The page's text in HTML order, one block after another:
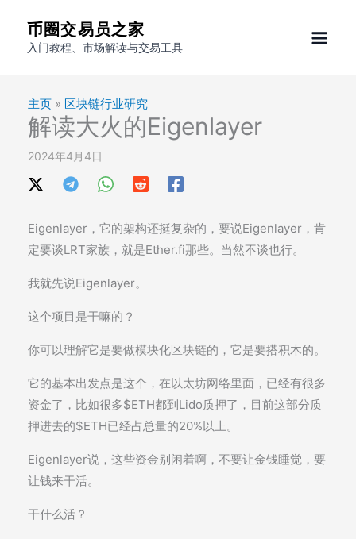
币圈交易员之家
入门教程、市场解读与交易工具
主页 » 区块链行业研究
解读大火的Eigenlayer
2024年4月4日
Eigenlayer，它的架构还挺复杂的，要说Eigenlayer，肯
定要谈LRT家族，就是Ether.fi那些。当然不谈也行。
我就先说Eigenlayer。
这个项目是干嘛的？
你可以理解它是要做模块化区块链的，它是要搭积木的。
它的基本出发点是这个，在以太坊网络里面，已经有很多
资金了，比如很多$ETH都到Lido质押了，目前这部分质
押进去的$ETH已经占总量的20%以上。
Eigenlayer说，这些资金别闲着啊，不要让金钱睡觉，要
让钱来干活。
干什么活？